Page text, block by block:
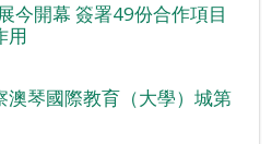
今開幕 簽署49份合作項目
用
澳琴國際教育（大學）城第